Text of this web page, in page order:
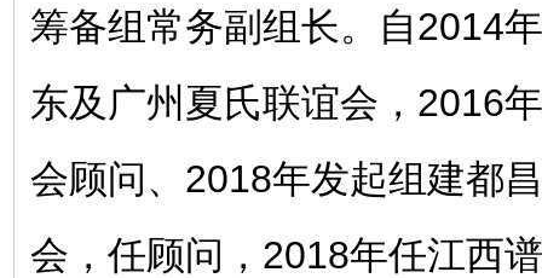
筹备组常务副组长。自2014
东及广州夏氏联谊会，2016
会顾问、2018年发起组建都
会，任顾问，2018年任江西